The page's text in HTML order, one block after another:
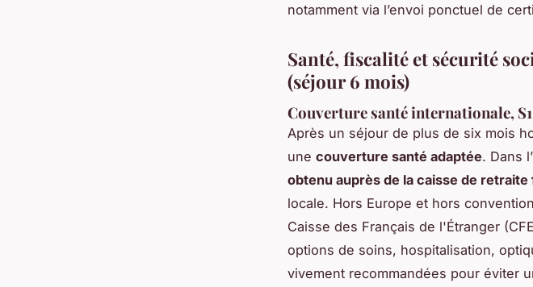
notamment via l’envoi ponctuel de
Santé, fiscalité et sécurité
(séjour 6 mois)
Couverture santé internationale,
Après un séjour de plus de six mois
une couverture santé adaptée. Dans
obtenu auprès de la caisse de retraite
locale. Hors Europe et hors
Caisse des Français de l'Étranger
options de soins, hospitalisation,
vivement recommandées pour éviter